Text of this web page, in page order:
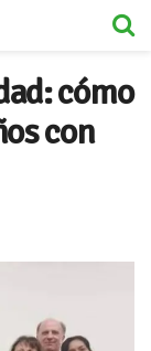
cómo
con